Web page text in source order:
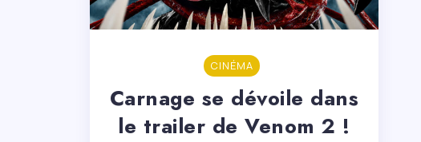
CINÉMA
Carnage se dévoile dans
le trailer de Venom 2 !